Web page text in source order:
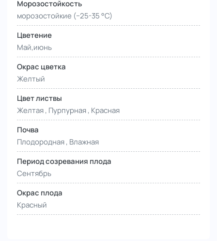
Морозостойкость
морозостойкие (−25-35 °С)
Цветение
Май,июнь
Окрас цветка
Желтый
Цвет листвы
Желтая , Пурпурная , Красная
Почва
Плодородная , Влажная
Период созревания плода
Сентябрь
Окрас плода
Красный